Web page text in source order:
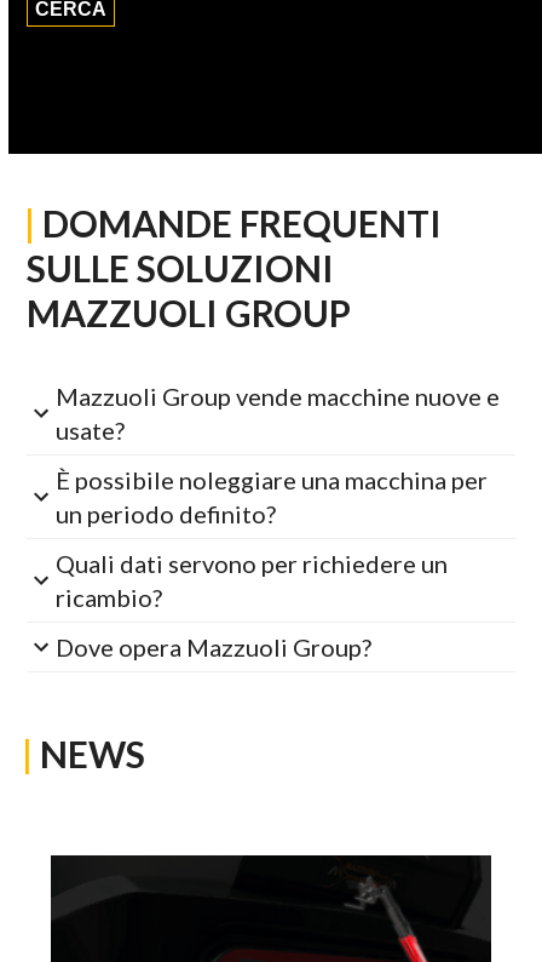
| DOMANDE FREQUENTI
SULLE SOLUZIONI
MAZZUOLI GROUP
Mazzuoli Group vende macchine nuove e
usate?
È possibile noleggiare una macchina per
un periodo definito?
Quali dati servono per richiedere un
ricambio?
Dove opera Mazzuoli Group?
| NEWS